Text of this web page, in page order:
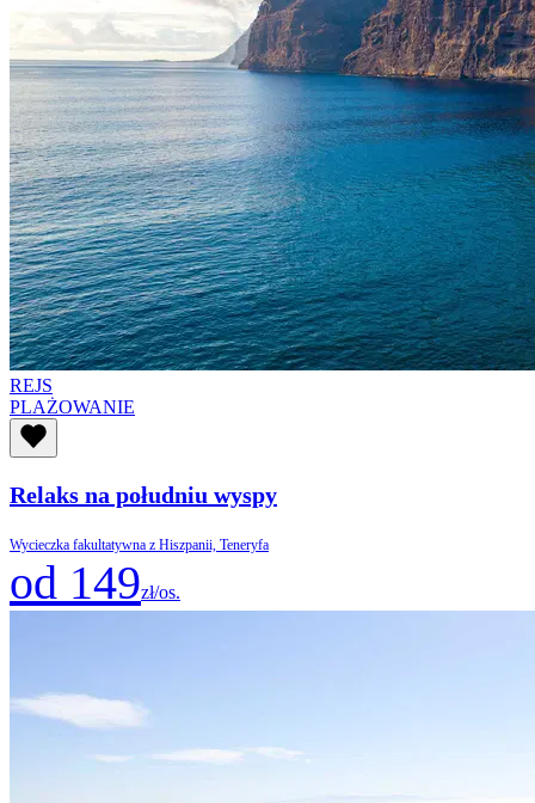
REJS
PLAŻOWANIE
Relaks na południu wyspy
Wycieczka fakultatywna z Hiszpanii, Teneryfa
od 149zł/os.